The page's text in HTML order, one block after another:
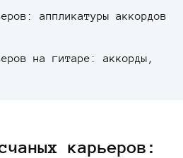
аппликатуры аккордов
на гитаре: аккорды,
карьеров: